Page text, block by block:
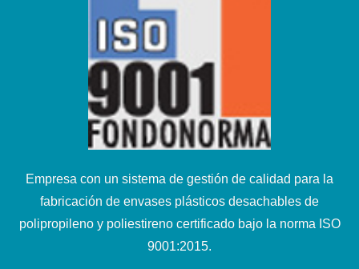
Empresa con un sistema de gestión de calidad para la
fabricación de envases plásticos desachables de
polipropileno y poliestireno certificado bajo la norma ISO
9001:2015.